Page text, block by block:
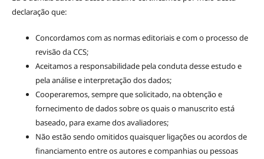
declaração que:
Concordamos com as normas editoriais e com o processo de
revisão da CCS;
Aceitamos a responsabilidade pela conduta desse estudo e
pela análise e interpretação dos dados;
Cooperaremos, sempre que solicitado, na obtenção e
fornecimento de dados sobre os quais o manuscrito está
baseado, para exame dos avaliadores;
Não estão sendo omitidos quaisquer ligações ou acordos de
financiamento entre os autores e companhias ou pessoas